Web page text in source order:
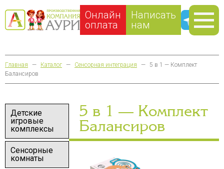
Онлайн
оплата
Написать
нам
Главная — Каталог — Сенсорная интеграция —
5 в 1 — Комплект
Балансиров
Детские
игровые
комплексы
Сенсорные
комнаты
5 в 1 — Комплект
Балансиров